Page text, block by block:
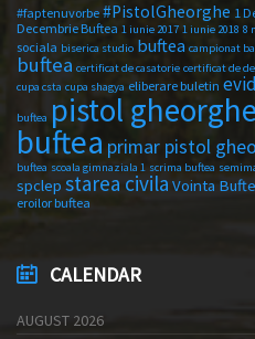
#faptenuvorbe #PistolGheorghe 1
Decembrie Buftea 1 iunie 2017 1 iunie 2018 8
sociala biserica studio buftea campionat
buftea certificat de casatorie certificat de
cupa csta cupa shagya eliberare buletin
buftea pistol gheorghe
buftea primar pistol
buftea scoala gimnaziala 1 scrima buftea
spclep starea civila Vointa
eroilor buftea
CALENDAR
AUGUST 2026